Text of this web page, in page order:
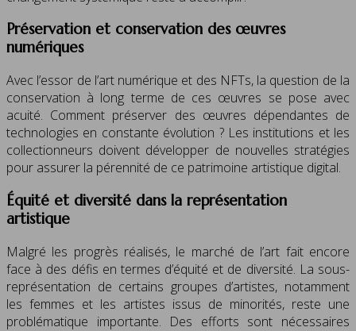
Préservation et conservation des œuvres
numériques
Avec l’essor de l’art numérique et des NFTs, la question de la
conservation à long terme de ces œuvres se pose avec
acuité. Comment préserver des œuvres dépendantes de
technologies en constante évolution ? Les institutions et les
collectionneurs doivent développer de nouvelles stratégies
pour assurer la pérennité de ce patrimoine artistique digital.
Équité et diversité dans la représentation
artistique
Malgré les progrès réalisés, le marché de l’art fait encore
face à des défis en termes d’équité et de diversité. La sous-
représentation de certains groupes d’artistes, notamment
les femmes et les artistes issus de minorités, reste une
problématique importante. Des efforts sont nécessaires